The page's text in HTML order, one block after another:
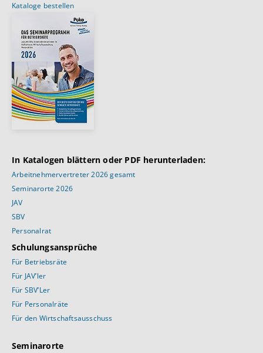
Kataloge bestellen
In Katalogen blättern oder PDF herunterladen:
Arbeitnehmervertreter 2026 gesamt
Seminarorte 2026
JAV
SBV
Personalrat
Schulungsansprüche
Für Betriebsräte
Für JAV’ler
Für SBV’Ler
Für Personalräte
Für den Wirtschaftsausschuss
Seminarorte